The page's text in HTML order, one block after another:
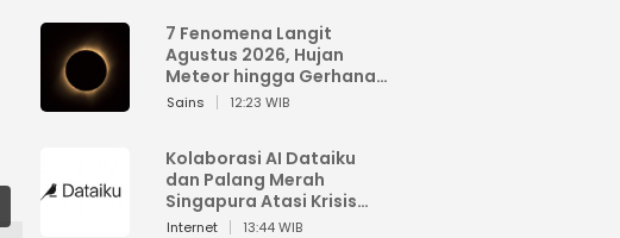
7 Fenomena Langit
Agustus 2026, Hujan
Meteor hingga Gerhana
Matahari
Sains 12:23 WIB
Kolaborasi AI Dataiku
dan Palang Merah
Singapura Atasi Krisis
Bencana
Internet 13:44 WIB